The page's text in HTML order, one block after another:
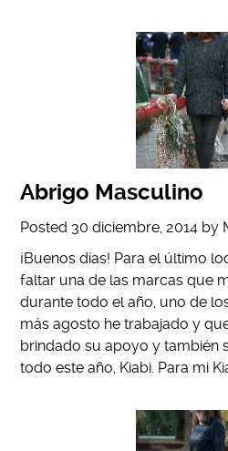
Abrigo Masculino
Posted 30 diciembre, 2014 by
¡Buenos días! Para el último
faltar una de las marcas que
durante todo el año, uno de
más agosto he trabajado y
brindado su apoyo y también
todo este año, Kiabi. Para mi